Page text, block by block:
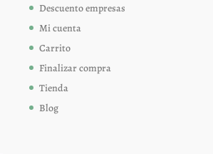
Descuento empresas
Mi cuenta
Carrito
Finalizar compra
Tienda
Blog